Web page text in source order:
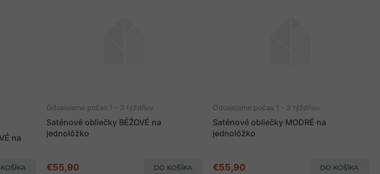
na
Saténové obliečky BÉŽOVÉ na
jednolôžko
Odosielame počas 1 - 3 týždňov
€55,90 DO KOŠÍKA
Saténové obliečky MODRÉ na
jednolôžko
Odosielame počas 1 - 3 týždňov
€55,90 DO KOŠÍKA